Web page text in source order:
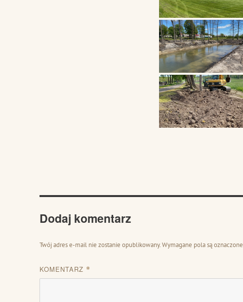
Dodaj komentarz
Twój adres e-mail nie zostanie opublikowany.Wymagane pola są oznaczone
KOMENTARZ *